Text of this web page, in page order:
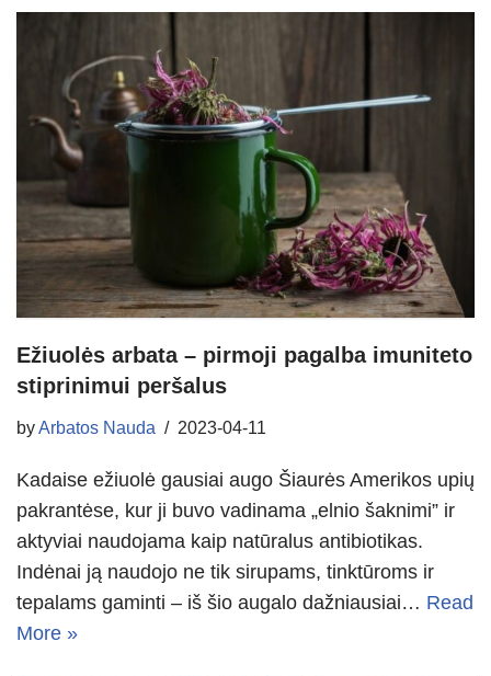
Ežiuolės arbata – pirmoji pagalba imuniteto
stiprinimui peršalus
byArbatos Nauda 2023-04-11
Kadaise ežiuolė gausiai augo Šiaurės Amerikos upių
pakrantėse, kur ji buvo vadinama „elnio šaknimi” ir
aktyviai naudojama kaip natūralus antibiotikas.
Indėnai ją naudojo ne tik sirupams, tinktūroms ir
tepalams gaminti – iš šio augalo dažniausiai… Read
More »